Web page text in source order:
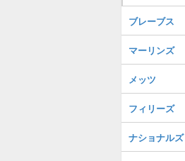
ブレーブス
マーリンズ
メッツ
フィリーズ
ナショナルズ